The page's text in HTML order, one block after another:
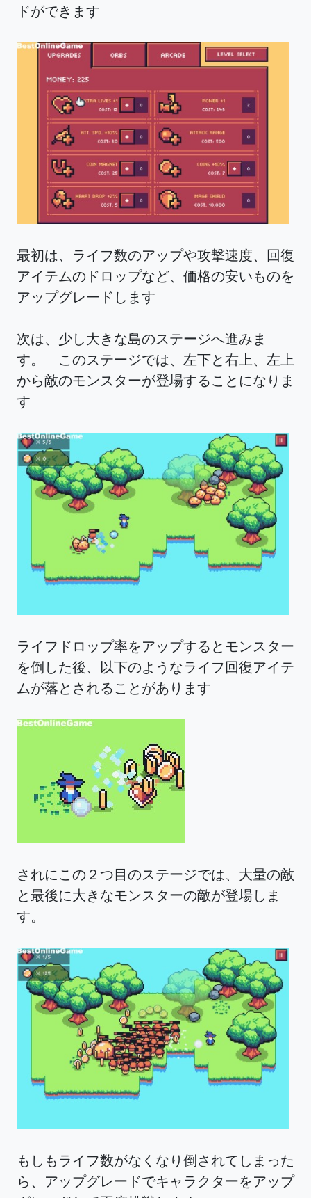
ドができます
最初は、ライフ数のアップや攻撃速度、回復
アイテムのドロップなど、価格の安いものを
アップグレードします
次は、少し大きな島のステージへ進みま
す。 このステージでは、左下と右上、左上
から敵のモンスターが登場することになりま
す
ライフドロップ率をアップするとモンスター
を倒した後、以下のようなライフ回復アイテ
ムが落とされることがあります
されにこの２つ目のステージでは、大量の敵
と最後に大きなモンスターの敵が登場しま
す。
もしもライフ数がなくなり倒されてしまった
ら、アップグレードでキャラクターをアップ